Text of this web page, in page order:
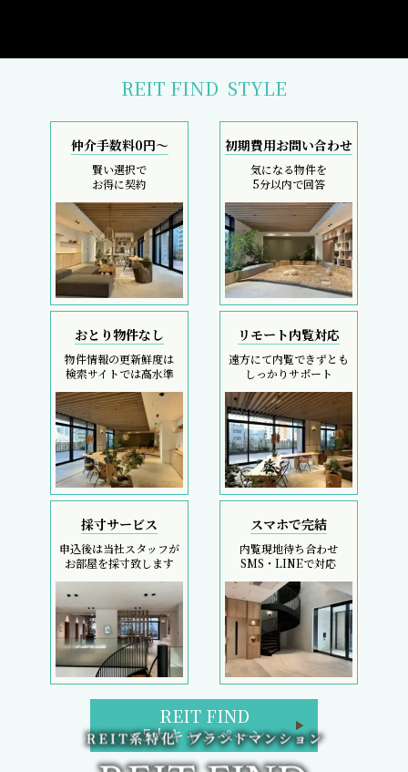
REIT FIND STYLE
仲介手数料0円～
賢い選択で
お得に契約
初期費用お問い合わせ
気になる物件を
5分以内で回答
おとり物件なし
物件情報の更新鮮度は
検索サイトでは高水準
リモート内覧対応
遠方にて内覧できずとも
しっかりサポート
採寸サービス
申込後は当社スタッフが
お部屋を採寸致します
スマホで完結
内覧現地待ち合わせ
SMS・LINEで対応
REIT FIND
5大キャンペーン